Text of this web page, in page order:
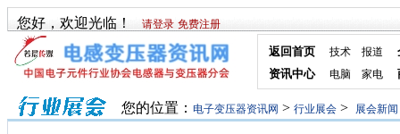
您好，欢迎光临！ 请登录 免费注册
返回首页 技术 报道
资讯中心
电脑 家电
您的位置： 电子变压器资讯网 > 行业展会 > 展会新闻